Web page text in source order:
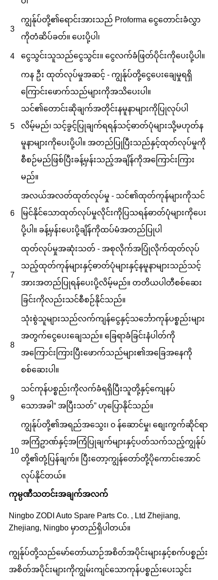
3
ကျွန်ုပ်တို့၏ရောင်းအားသည် Proforma ငွေတောင်းခံလွှာ
ကိုတံဆိပ်ခတ်။ ပေးပို့ပါ၊
4 ငွေသွင်းသူသည်ငွေသွင်း။ ငွေလက်ခံဖြတ်ပိုင်းကိုပေးပို့ပါ။
5
ကန ဦး ထုတ်လုပ်မှုအဆင့် - ကျွန်ုပ်တို့ငွေပေးချေမှုရရှိ
ကြောင်းဖောက်သည်များကိုအသိပေးပါ။
သင်၏တောင်းဆိုချက်အတိုင်းနမူနာများကိုပြုလုပ်ပါ
လိမ့်မည်၊ သင့်ခွင့်ပြုချက်ရရန်သင့်ဓာတ်ပုံများသို့မဟုတ်န
မူနာများကိုပေးပို့ပါ။ အတည်ပြုပြီးသည်နှင့်ထုတ်လုပ်မှုကို
စီစဉ်မည်ဖြစ်ပြီးခန့်မှန်းသည့်အချိန်ကိုအကြောင်းကြား
မည်။
6
အလယ်အလတ်ထုတ်လုပ်မှု - သင်၏ထုတ်ကုန်များကိုသင်
မြင်နိုင်သောထုတ်လုပ်မှုလိုင်းကိုပြသရန်ဓာတ်ပုံများကိုပေး
ပို့ပါ။ ခန့်မှန်းပေးပို့ချိန်ကိုထပ်မံအတည်ပြုပါ
7
ထုတ်လုပ်မှုအဆုံးသတ် - အစုလိုက်အပြုံလိုက်ထုတ်လုပ်
သည့်ထုတ်ကုန်များနှင့်ဓာတ်ပုံများနှင့်နမူနာများသည်သင့်
အားအတည်ပြုရန်ပေးပို့လိမ့်မည်။ တတိယပါတီစစ်ဆေး
ခြင်းကိုလည်းသင်စီစဉ်နိုင်သည်။
8
သုံးစွဲသူများသည်လက်ကျန်ငွေနှင့်သင်္ဘောကုန်ပစ္စည်းများ
အတွက်ငွေပေးချေသည်။ ခြေရာခံခြင်းနံပါတ်ကို
အကြောင်းကြားပြီးဖောက်သည်များ၏အခြေအနေကို
စစ်ဆေးပါ။
9
သင်ကုန်ပစ္စည်းကိုလက်ခံရရှိပြီးသူတို့နှင့်ကျေနပ်
သောအခါ“ အပြီးသတ်” ဟုပြောနိုင်သည်။
10
ကျွန်ုပ်တို့၏အရည်အသွေး၊ ၀ န်ဆောင်မှု၊ စျေးကွက်ဆိုင်ရာ
အကြံဥာဏ်နှင့်အကြံပြုချက်များနှင့်ပတ်သက်သည့်ကျွန်ုပ်
တို့၏တုံ့ပြန်ချက်။ ပြီးတော့ကျွန်တော်တို့ပိုကောင်းအောင်
လုပ်နိုင်တယ်။
ကုမ္ပဏီသတင်းအချက်အလက်
Ningbo ZODI Auto Spare Parts Co. , Ltd Zhejiang,
Zhejiang, Ningbo မှာတည်ရှိပါတယ်။
ကျွန်ုပ်တို့သည်မော်တော်ယာဉ်အစိတ်အပိုင်းများနှင့်စက်ပစ္စည်း
အစိတ်အပိုင်းများကိုကျွမ်းကျင်သောကုန်ပစ္စည်းပေးသွင်း